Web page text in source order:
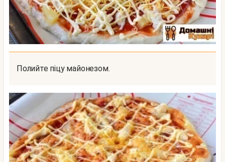
Полийте піцу майонезом.